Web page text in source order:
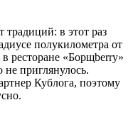
традиций: в этот раз
полукилометра от
ресторане «Борщberry»
приглянулось.
Кублога, поэтому